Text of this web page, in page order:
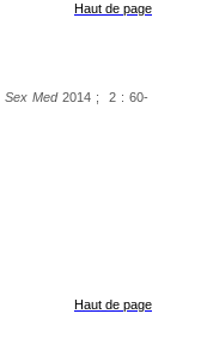
Haut de page
Sex Med2014 ; 2 : 60-
Haut de page